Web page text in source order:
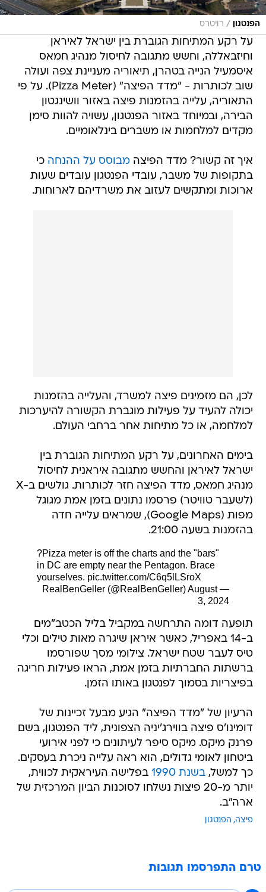
הפנטגון / רויטרס
על רקע המתיחות הגוברת בין ישראל לאיראן
וחיזבאללה, וחשש מתגובה לחיסול מנהיג חמאס
איסמעיל הנייה בטהרן, תיאוריה מעניינת צפה ועולה
שוב לכותרות - "מדד הפיצה" (Pizza Meter). על פי
התאוריה, עלייה בהזמנות פיצה באזור וושינגטון
הבירה, ובמיוחד באזור הפנטגון, עשויה להוות סימן
מקדים למלחמות או משברים בינלאומיים.
איך זה קשור? מדד הפיצהמבוסס על ההנחה כי
בתקופות של משבר, עובדי הפנטגון עובדים שעות
ארוכות ומתקשים לעזוב את משרדיהם לארוחות.
לכן, הם מזמינים פיצה למשרד, והעלייה בהזמנות
יכולה להעיד על פעילות מוגברת הקשורה להיערכות
למלחמה, או כל מתיחות אחר ברחבי העולם.
בימים האחרונים, על רקע המתיחות הגוברת בין
ישראל לאיראן והחשש מתגובה איראנית לחיסול
מנהיג חמאס, מדד הפיצה חזר לכותרות. גולשים ב-X
(לשעבר טוויטר) פרסמו נתונים בזמן אמת מגוגל
מפות (Google Maps), שמראים עלייה חדה
בהזמנות בשעה 21:00.
?Pizza meter is off the charts and the "bars"
in DC are empty near the Pentagon. Brace
yourselves. pic.twitter.com/C6q5lLSroX
— RealBenGeller (@RealBenGeller)
August
3, 2024
תופעה דומה התרחשה במקביל בליל הכטב"מים
ב-14 באפריל, כאשר איראן שיגרה מאות טילים וכלי
טיס לעבר שטח ישראל. צילומי מסך שפורסמו
ברשתות החברתיות בזמן אמת, הראו פעילות חריגה
בפיצריות בסמוך לפנטגון באותו הזמן.
הרעיון של "מדד הפיצה" הגיע מבעל זכיינות של
דומינו'ס פיצה בווירג'יניה הצפונית, ליד הפנטגון, בשם
פרנק מיקס. מיקס סיפר לעיתונים כי לפני אירועי
ביטחון לאומי גדולים, הוא ראה עלייה ניכרת בעסקים.
כך למשל,בשנת 1990
בפלישה העיראקית לכווית,
יותר מ-20 פיצות נשלחו לסוכנות הביון המרכזית של
ארה"ב.
פיצה הפנטגון
טרם התפרסמו תגובות